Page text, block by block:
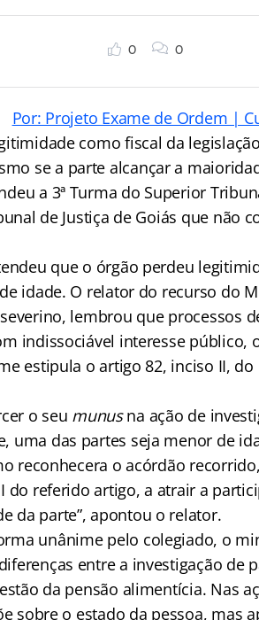
0 0
Por: Projeto Exame de Ordem |
como fiscal da
se a parte alcançar a
a 3ª Turma do Superior
de Justiça de Goiás que não
que o órgão perdeu
idade. O relator do recurso do
lembrou que processos
indissociável interesse público,
estipula o artigo 82, inciso II, do
o seu munusna ação de
uma das partes seja menor de
reconhecera o acórdão
do referido artigo, a atrair a
da parte”, apontou o relator.
unânime pelo colegiado, o
entre a investigação de
da pensão alimentícia. Nas
sobre o estado da pessoa, mas